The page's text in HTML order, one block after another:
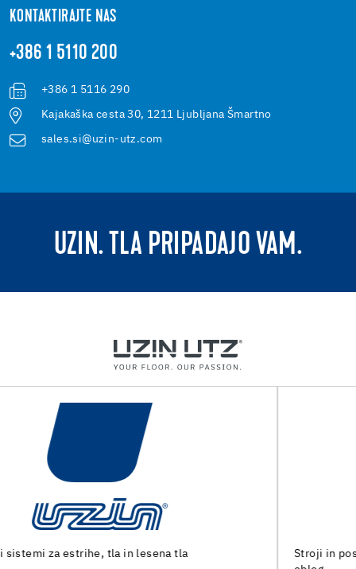
KONTAKTIRAJTE NAS
+386 1 5110 200
+386 1 5116 290
Kajakaška cesta 30, 1211 Ljubljana Šmartno
sales.si@uzin-utz.com
UZIN. TLA PRIPADAJO VAM.
Stroji in posebna orodja za pripravo tal in polaganje talnih